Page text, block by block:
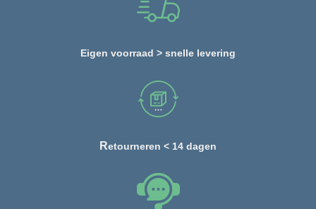
Eigen voorraad > snelle levering
Retourneren < 14 dagen